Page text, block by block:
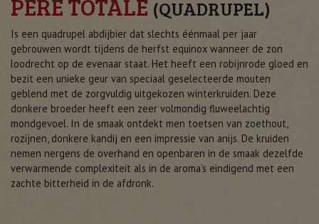
PÈRE TOTALE (QUADRUPEL)
Is een quadrupel abdijbier dat slechts éénmaal per jaar
gebrouwen wordt tijdens de herfst equinox wanneer de zon
loodrecht op de evenaar staat. Het heeft een robijnrode gloed en
bezit een unieke geur van speciaal geselecteerde mouten
geblend met de zorgvuldig uitgekozen winterkruiden. Deze
donkere broeder heeft een zeer volmondig fluweelachtig
mondgevoel. In de smaak ontdekt men toetsen van zoethout,
rozijnen, donkere kandij en een impressie van anijs. De kruiden
nemen nergens de overhand en openbaren in de smaak dezelfde
verwarmende complexiteit als in de aroma’s eindigend met een
zachte bitterheid in de afdronk.